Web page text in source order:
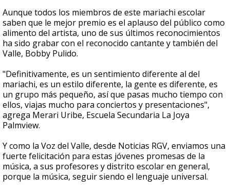
Aunque todos los miembros de este mariachi escolar
saben que le mejor premio es el aplauso del público como
alimento del artista, uno de sus últimos reconocimientos
ha sido grabar con el reconocido cantante y también del
Valle, Bobby Pulido.
"Definitivamente, es un sentimiento diferente al del
mariachi, es un estilo diferente, la gente es diferente, es
un grupo más pequeño, así que pasas mucho tiempo con
ellos, viajas mucho para conciertos y presentaciones",
agrega Merari Uribe, Escuela Secundaria La Joya
Palmview.
Y como la Voz del Valle, desde Noticias RGV, enviamos una
fuerte felicitación para estas jóvenes promesas de la
música, a sus profesores y distrito escolar en general,
porque la música, seguir siendo el lenguaje universal.